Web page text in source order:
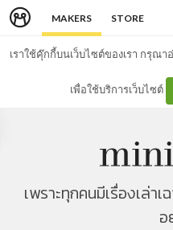
MAKERS STORE
เราใช้คุ๊กกี้บนเว็บไซต์ของเรา กรุณ
เพื่อใช้บริการเว็บไซต์
เพราะทุกคนมีเรื่องเล่า
อ